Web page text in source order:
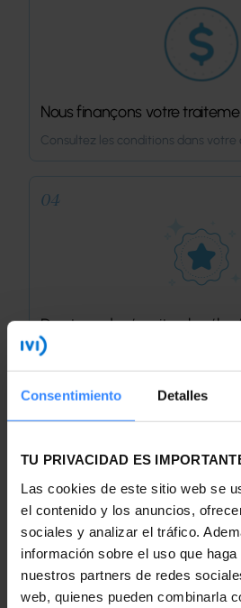
Consentimiento Detalles
TU PRIVACIDAD ES
Las cookies de este sitio web se
el contenido y los anuncios,
sociales y analizar el tráfico.
información sobre el uso que
nuestros partners de redes
web, quienes pueden combinarla
Nous finançons votre
Consultez les conditions dans votre
04
Des taux de réussite plus
Jusqu’à 23 % supérieurs à la
et à tout âge.
Spécialistes des cas
Nous investissons dans la
dans les cas de haute complexité.